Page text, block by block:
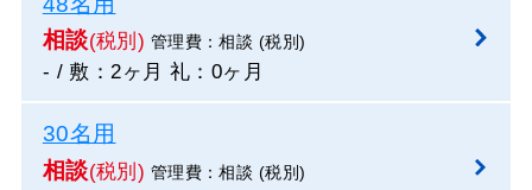
相談(税別) 管理費：相談 (税別)
- / 敷：2ヶ月 礼：0ヶ月
30名用
相談(税別) 管理費：相談 (税別)